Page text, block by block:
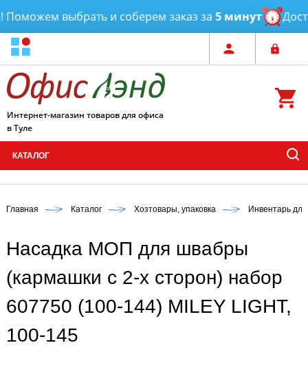
выбрать и соберем заказ за5 минут
Интернет-магазин товаров для офиса
в Туле
КАТАЛОГ
Главная Каталог Хозтовары, упаковка Инвентарь
Насадка МОП для швабры
(кармашки с 2-х сторон) набор
607750 (100-144) MILEY LIGHT,
100-145